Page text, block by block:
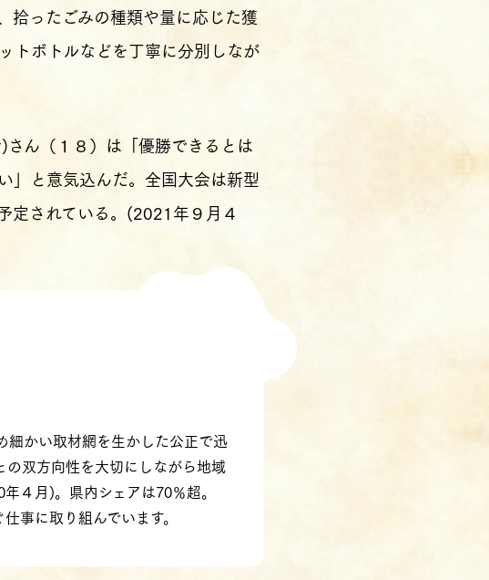
拾ったごみの種類や量に応じた獲
トボトルなどを丁寧に分別しなが
ん（１８）は「優勝できるとは
」と意気込んだ。全国大会は新型
定されている。(2021年９月４
細かい取材網を生かした公正で迅
双方向性を大切にしながら地域
４月)。県内シェアは70％超。
事に取り組んでいます。